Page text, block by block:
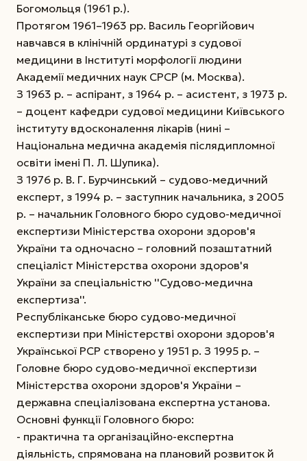
Богомольця (1961 р.).
Протягом 1961–1963 рр. Василь Георгійович
навчався в клінічній ординатурі з судової
медицини в Інституті морфології людини
Академії медичних наук СРСР (м. Москва).
З 1963 р. – аспірант, з 1964 р. – асистент, з 1973 р.
– доцент кафедри судової медицини Київського
інституту вдосконалення лікарів (нині –
Національна медична академія післядипломної
освіти імені П. Л. Шупика).
З 1976 р. В. Г. Бурчинський – судово-медичний
експерт, з 1994 р. – заступник начальника, з 2005
р. – начальник Головного бюро судово-медичної
експертизи Міністерства охорони здоров'я
України та одночасно – головний позаштатний
спеціаліст Міністерства охорони здоров'я
України за спеціальністю ''Судово-медична
експертиза''.
Республіканське бюро судово-медичної
експертизи при Міністерстві охорони здоров'я
Української РСР створено у 1951 р. З 1995 р. –
Головне бюро судово-медичної експертизи
Міністерства охорони здоров'я України –
державна спеціалізована експертна установа.
Основні функції Головного бюро:
- практична та організаційно-експертна
діяльність, спрямована на плановий розвиток й